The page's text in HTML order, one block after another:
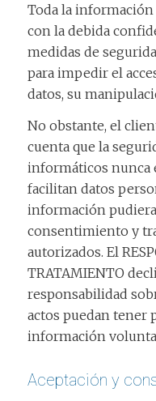
Toda la información
con la debida
medidas de
para impedir el
datos, su
No obstante, el
cuenta que la
informáticos nunca
facilitan datos
información
consentimiento y
autorizados. El
TRATAMIENTO
responsabilidad
actos puedan tener
información
Aceptación y